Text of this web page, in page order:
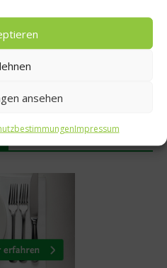
ansehen
Impressum
Himmel